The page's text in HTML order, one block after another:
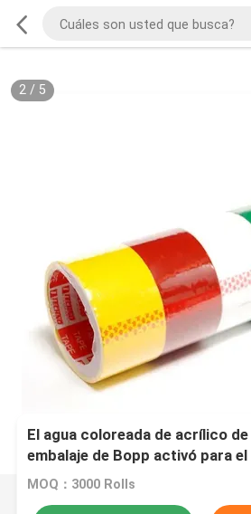
2/ 5
El agua coloreada de acrílico
embalaje de Bopp activó para
aislamiento
MOQ：3000 Rolls